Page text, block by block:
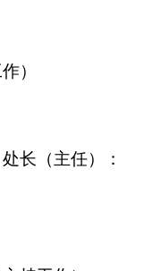
）
长（主任）：